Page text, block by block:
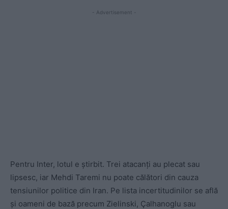
- Advertisement -
Pentru Inter, lotul e știrbit. Trei atacanți au plecat sau
lipsesc, iar Mehdi Taremi nu poate călători din cauza
tensiunilor politice din Iran. Pe lista incertitudinilor se află
și oameni de bază precum Zielinski, Çalhanoglu sau